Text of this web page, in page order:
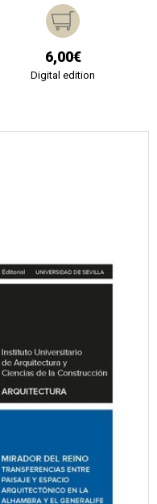
6,00€
Digital edition